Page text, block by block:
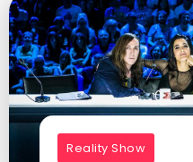
Reality Show